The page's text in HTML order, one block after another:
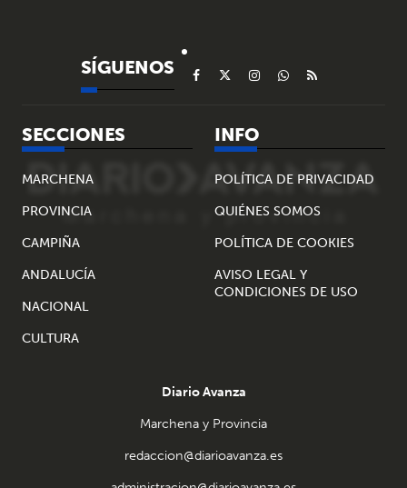
SÍGUENOS
SECCIONES
MARCHENA
PROVINCIA
CAMPIÑA
ANDALUCÍA
NACIONAL
CULTURA
INFO
POLÍTICA DE PRIVACIDAD
QUIÉNES SOMOS
POLÍTICA DE COOKIES
AVISO LEGAL Y
CONDICIONES DE USO
Diario Avanza
Marchena y Provincia
redaccion@diarioavanza.es